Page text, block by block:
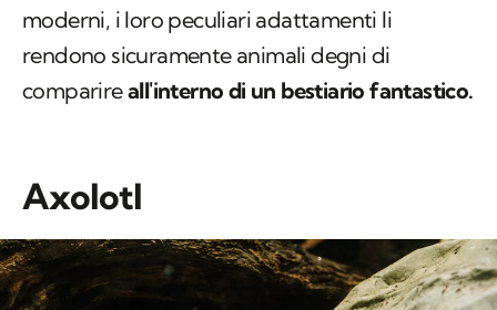
moderni, i loro peculiari adattamenti li
rendono sicuramente animali degni di
comparireall'interno di un bestiario fantastico.
Axolotl